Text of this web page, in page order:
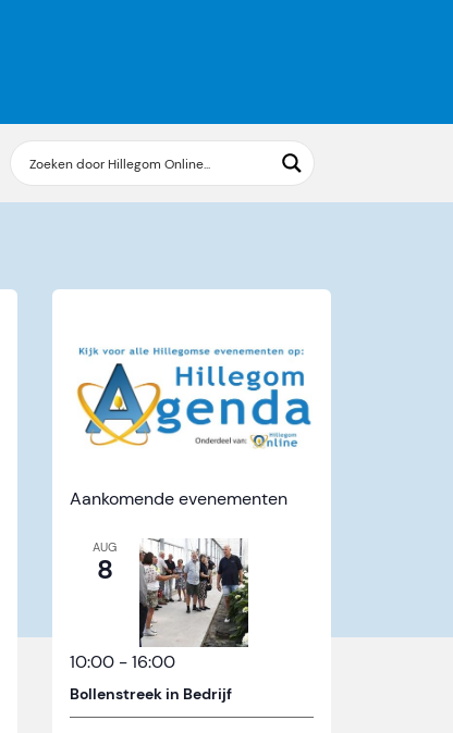
Aankomende evenementen
AUG
8
10:00 -16:00
Bollenstreek in Bedrijf